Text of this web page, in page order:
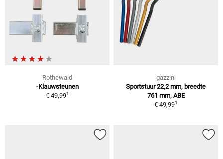
Rothewald
-Klauwsteunen
€ 49,991
gazzini
Sportstuur 22,2 mm, breedte
761 mm, ABE
€ 49,991